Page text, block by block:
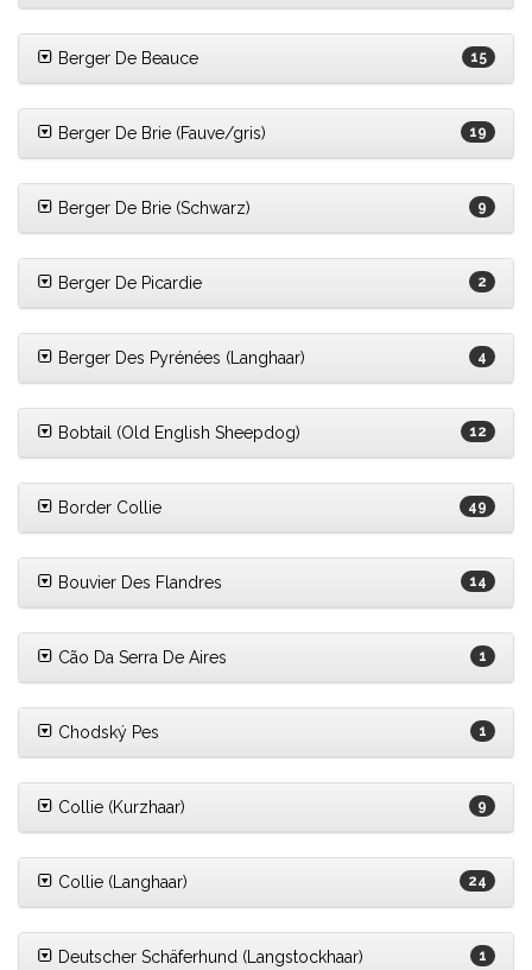
Berger De Beauce 15
Berger De Brie (Fauve/gris) 19
Berger De Brie (Schwarz) 9
Berger De Picardie 2
Berger Des Pyrénées (Langhaar) 4
Bobtail (Old English Sheepdog) 12
Border Collie 49
Bouvier Des Flandres 14
Cão Da Serra De Aires 1
Chodský Pes 1
Collie (Kurzhaar) 9
Collie (Langhaar) 24
Deutscher Schäferhund (Langstockhaar) 1